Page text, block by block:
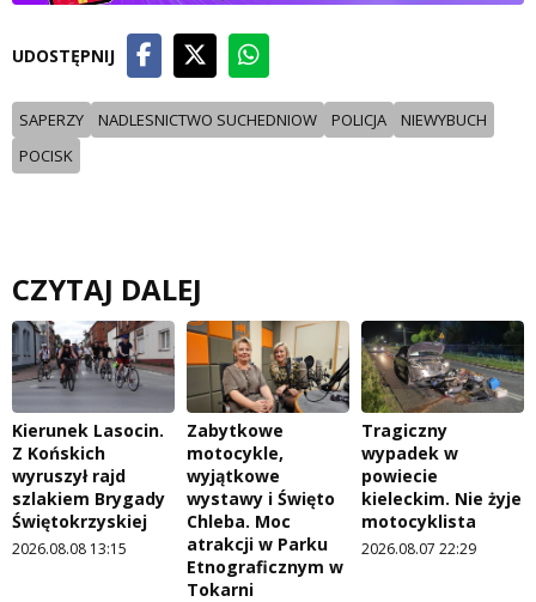
UDOSTĘPNIJ
SAPERZY NADLESNICTWO SUCHEDNIOW POLICJA
NIEWYBUCH
POCISK
CZYTAJ DALEJ
Kierunek Lasocin.
Z Końskich
wyruszył rajd
szlakiem Brygady
Świętokrzyskiej
2026.08.08 13:15
Zabytkowe
motocykle,
wyjątkowe
wystawy i Święto
Chleba. Moc
atrakcji w Parku
Etnograficznym w
Tokarni
Tragiczny
wypadek w
powiecie
kieleckim. Nie żyje
motocyklista
2026.08.07 22:29